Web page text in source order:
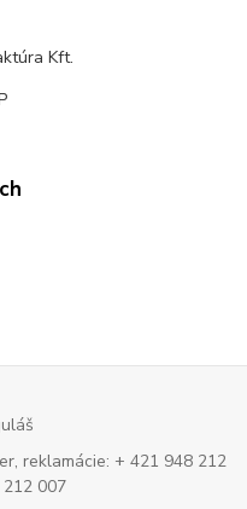
Kft.
reklamácie: + 421 948 212
007